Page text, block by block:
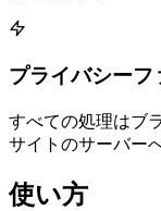
プライバシーフ
すべての処理はブ
サイトのサーバー
使い方